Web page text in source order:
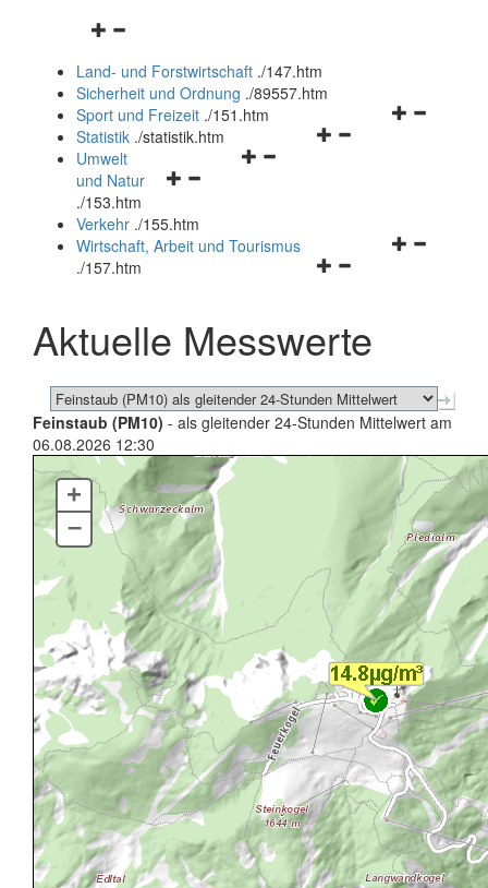
Navigationsmenü
und
schließen
Land- und Forstwirtschaft ./147.htm
Sicherheit und Ordnung ./89557.htm
Navigationsmenü
Sport und Freizeit ./151.htm
Navigationsmenü
Statistik ./statistik.htm
Navigationsmenü
und
schließen
Umwelt
und Natur
./153.htm
Verkehr ./155.htm
Navigationsmenü
schließen
Wirtschaft, Arbeit und Tourismus
./157.htm
Aktuelle Messwerte
Feinstaub (PM10) - als gleitender 24-Stunden Mittelwert am
06.08.2026 12:30
+
–